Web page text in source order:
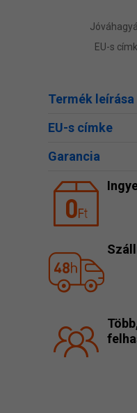
EU-s
Termék leírása
EU-s címke
Garancia